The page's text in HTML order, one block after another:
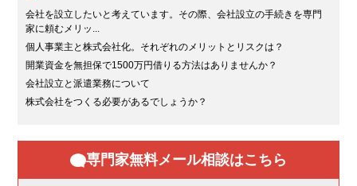
会社を設立したいと考えています。その際、会社設立の手続きを専門
家に頼むメリッ...
個人事業主と株式会社化。それぞれのメリットとリスクは？
開業資金を無担保で1500万円借りる方法はありませんか？
会社設立と派遣業務について
株式会社をつくる必要があるでしょうか？
専門家無料メール相談はこちら